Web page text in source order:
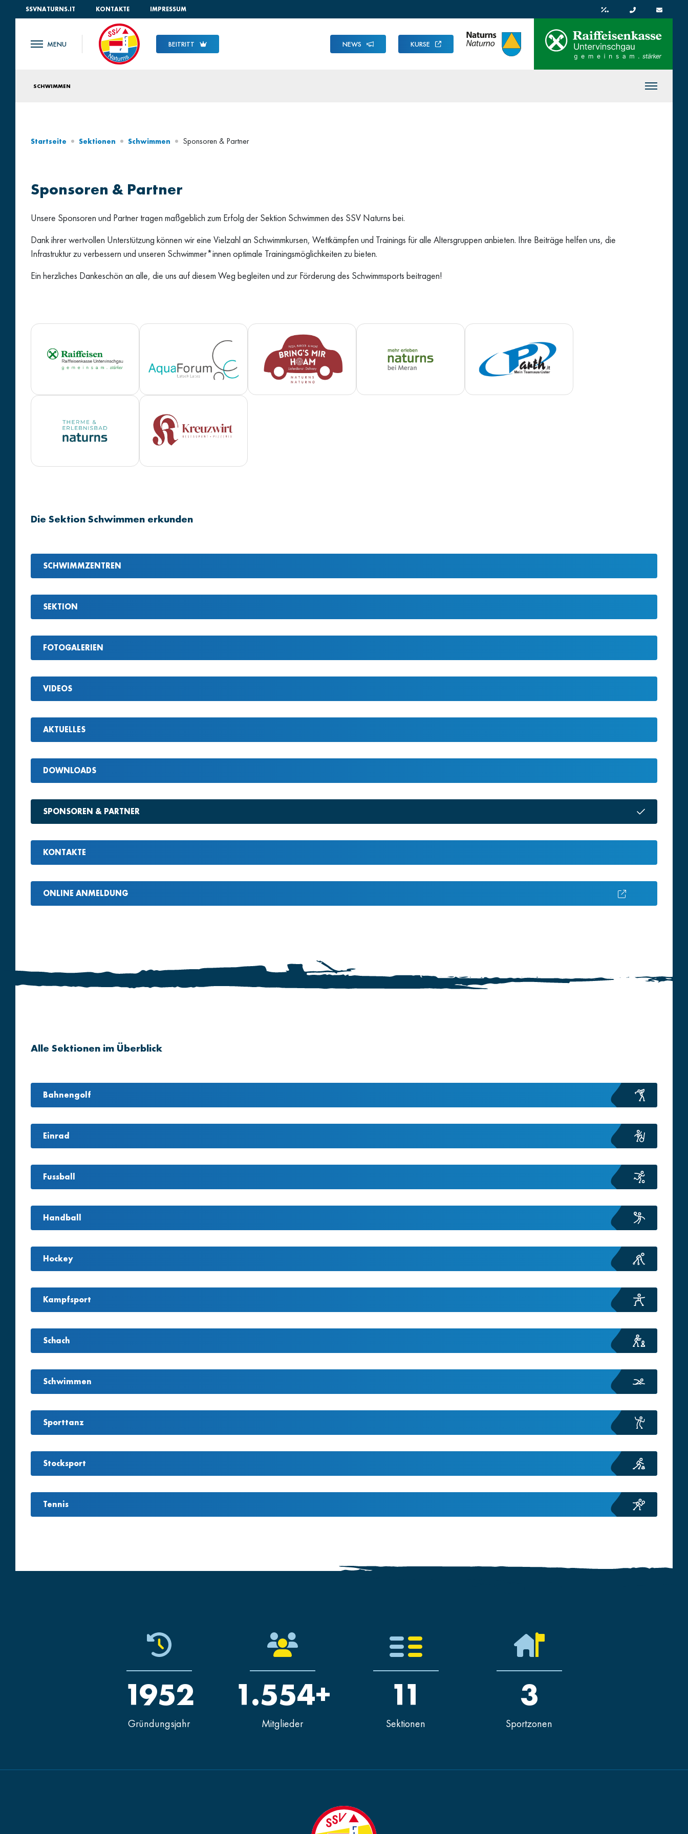
SSVNATURNS.IT KONTAKTE IMPRESSUM
BEITRITT NEWS KURSE
SCHWIMMEN
Startseite Sektionen Schwimmen Sponsoren & Partner
Sponsoren & Partner
Unsere Sponsoren und Partner tragen maßgeblich zum Erfolg der Sektion Schwimmen des SSV Naturns bei.
Dank ihrer wertvollen Unterstützung können wir eine Vielzahl an Schwimmkursen, Wettkämpfen und Trainings für alle Altersgruppen anbieten. Ihre Beiträge helfen uns, die
Infrastruktur zu verbessern und unseren Schwimmer*innen optimale Trainingsmöglichkeiten zu bieten.
Ein herzliches Dankeschön an alle, die uns auf diesem Weg begleiten und zur Förderung des Schwimmsports beitragen!
Die Sektion Schwimmen erkunden
SCHWIMMZENTREN
SEKTION
FOTOGALERIEN
VIDEOS
AKTUELLES
DOWNLOADS
SPONSOREN & PARTNER
KONTAKTE
ONLINE ANMELDUNG
Alle Sektionen im Überblick
Bahnengolf
Einrad
Fussball
Handball
Hockey
Kampfsport
Schach
Schwimmen
Sporttanz
Stocksport
Tennis
Gründungsjahr
1952
Mitglieder
1.554+
Sektionen
11
Sportzonen
3